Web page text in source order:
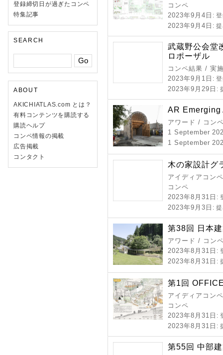
登録締切日が過ぎたコンペ
特集記事
SEARCH
ABOUT
AKICHIATLAS.com とは？
有料コンテンツを購読する
購読ヘルプ
コンペ情報の掲載
広告掲載
コンタクト
コンペ
2023年9月4日 :
2023年9月4日 :
武蔵野公会堂
ロポーザル
コンペ結果 / 実
2023年9月1日 :
2023年9月29日 :
AR
アワード / コン
1 September
1 September
木の家設計グ
アイディアコン
コンペ
2023年8月31日 :
2023年9月3日 :
第38回 日本
アワード / コン
2023年8月31日 :
2023年8月31日 :
第1回
アイディアコン
コンペ
2023年8月31日 :
2023年8月31日 :
第55回 中部